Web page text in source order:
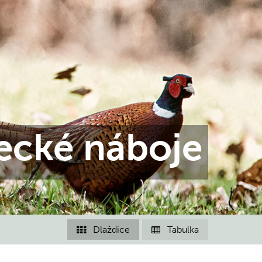
náboje
 Tabulka
 Dlaždice